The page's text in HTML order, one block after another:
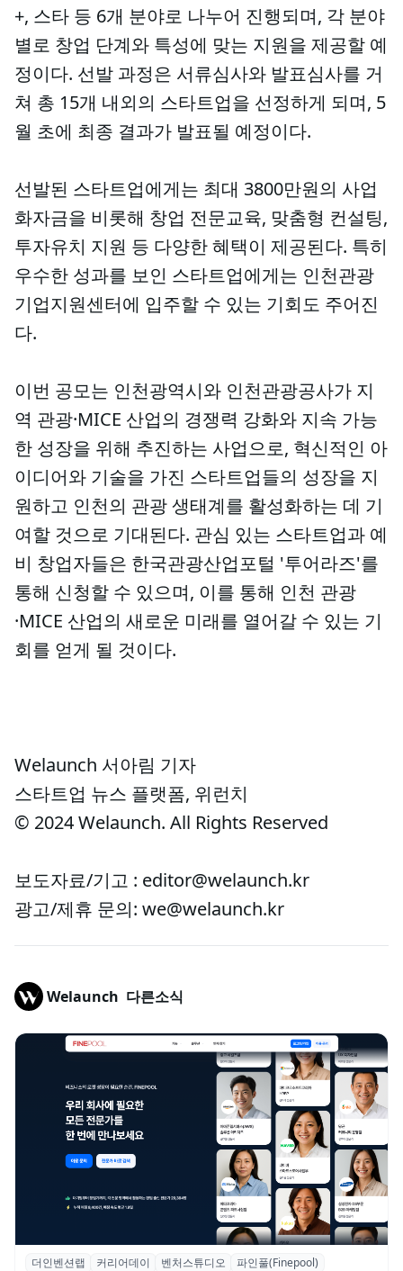
+, 스타 등 6개 분야로 나누어 진행되며, 각 분야
별로 창업 단계와 특성에 맞는 지원을 제공할 예
정이다. 선발 과정은 서류심사와 발표심사를 거
쳐 총 15개 내외의 스타트업을 선정하게 되며, 5
월 초에 최종 결과가 발표될 예정이다.
선발된 스타트업에게는 최대 3800만원의 사업
화자금을 비롯해 창업 전문교육, 맞춤형 컨설팅,
투자유치 지원 등 다양한 혜택이 제공된다. 특히
우수한 성과를 보인 스타트업에게는 인천관광
기업지원센터에 입주할 수 있는 기회도 주어진
다.
이번 공모는 인천광역시와 인천관광공사가 지
역 관광·MICE 산업의 경쟁력 강화와 지속 가능
한 성장을 위해 추진하는 사업으로, 혁신적인 아
이디어와 기술을 가진 스타트업들의 성장을 지
원하고 인천의 관광 생태계를 활성화하는 데 기
여할 것으로 기대된다. 관심 있는 스타트업과 예
비 창업자들은 한국관광산업포털 '투어라즈'를
통해 신청할 수 있으며, 이를 통해 인천 관광
·MICE 산업의 새로운 미래를 열어갈 수 있는 기
회를 얻게 될 것이다.
Welaunch 서아림 기자
스타트업 뉴스 플랫폼, 위런치
© 2024 Welaunch. All Rights Reserved
보도자료/기고 : editor@welaunch.kr
광고/제휴 문의: we@welaunch.kr
Welaunch 다른소식
더인벤션랩 커리어데이 벤처스튜디오 파인풀(Finepool)